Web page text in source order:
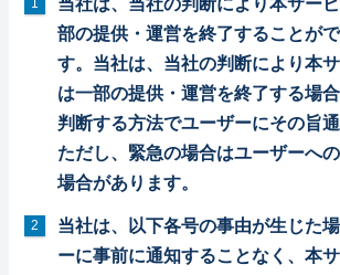
当社は、当社の判断により本サー
部の提供・運営を終了することが
す。当社は、当社の判断により本
は一部の提供・運営を終了する場
判断する方法でユーザーにその旨通
ただし、緊急の場合はユーザーへ
場合があります。
当社は、以下各号の事由が生じた
ーに事前に通知することなく、本